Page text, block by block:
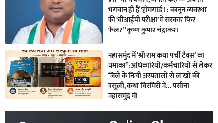
भगवान ही हैं ‘होमगार्ड’! : कानून व्यवस्था
की ‘वीआईपी परीक्षा’ में सरकार फिर
फेल?” कृष्ण कुमार चंद्राकर।
महासमुंद में ‘श्री राम कथा पर्ची टैक्स’ का
धमाका”:अधिकारियों/कर्मचारियों से लेकर
जिले के निजी अस्पतालों से लाखों की
वसूली, कथा चिरमिरी में… पसीना
महासमुंद में!